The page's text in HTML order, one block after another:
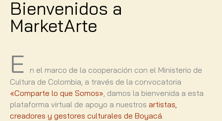
Bienvenidos a
MarketArte
E
n el marco de la cooperación con el Ministerio de
Cultura de Colombia, a través de la convocatoria
«Comparte lo que Somos» , damos la bienvenida a esta
plataforma virtual de apoyo a nuestros artistas,
creadores y gestores culturales de Boyacá.